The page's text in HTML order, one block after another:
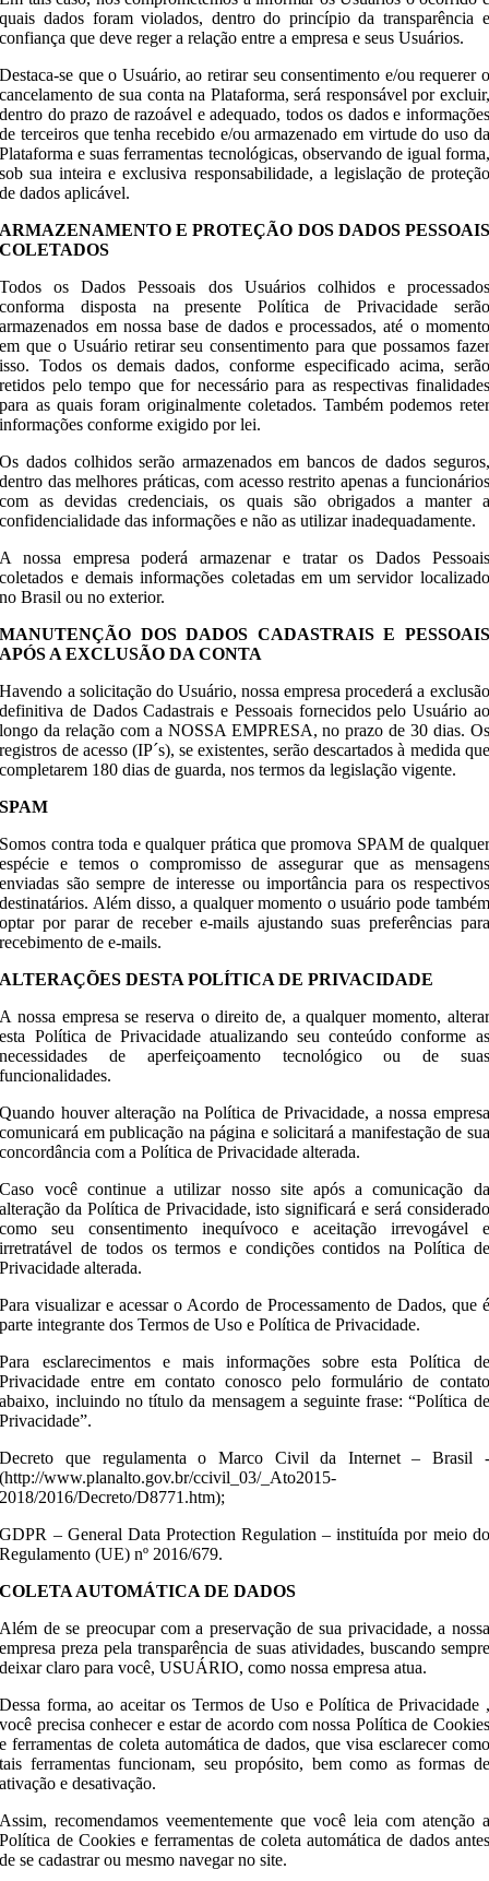
quais dados foram violados, dentro do princípio da transparência e
confiança que deve reger a relação entre a empresa e seus Usuários.
Destaca-se que o Usuário, ao retirar seu consentimento e/ou requerer o
cancelamento de sua conta na Plataforma, será responsável por excluir,
dentro do prazo de razoável e adequado, todos os dados e informações
de terceiros que tenha recebido e/ou armazenado em virtude do uso da
Plataforma e suas ferramentas tecnológicas, observando de igual forma,
sob sua inteira e exclusiva responsabilidade, a legislação de proteção
de dados aplicável.
ARMAZENAMENTO E PROTEÇÃO DOS DADOS PESSOAIS
COLETADOS
Todos os Dados Pessoais dos Usuários colhidos e processados
conforma disposta na presente Política de Privacidade serão
armazenados em nossa base de dados e processados, até o momento
em que o Usuário retirar seu consentimento para que possamos fazer
isso. Todos os demais dados, conforme especificado acima, serão
retidos pelo tempo que for necessário para as respectivas finalidades
para as quais foram originalmente coletados. Também podemos reter
informações conforme exigido por lei.
Os dados colhidos serão armazenados em bancos de dados seguros,
dentro das melhores práticas, com acesso restrito apenas a funcionários
com as devidas credenciais, os quais são obrigados a manter a
confidencialidade das informações e não as utilizar inadequadamente.
A nossa empresa poderá armazenar e tratar os Dados Pessoais
coletados e demais informações coletadas em um servidor localizado
no Brasil ou no exterior.
MANUTENÇÃO DOS DADOS CADASTRAIS E PESSOAIS
APÓS A EXCLUSÃO DA CONTA
Havendo a solicitação do Usuário, nossa empresa procederá a exclusão
definitiva de Dados Cadastrais e Pessoais fornecidos pelo Usuário ao
longo da relação com a NOSSA EMPRESA, no prazo de 30 dias. Os
registros de acesso (IP´s), se existentes, serão descartados à medida que
completarem 180 dias de guarda, nos termos da legislação vigente.
SPAM
Somos contra toda e qualquer prática que promova SPAM de qualquer
espécie e temos o compromisso de assegurar que as mensagens
enviadas são sempre de interesse ou importância para os respectivos
destinatários. Além disso, a qualquer momento o usuário pode também
optar por parar de receber e-mails ajustando suas preferências para
recebimento de e-mails.
ALTERAÇÕES DESTA POLÍTICA DE PRIVACIDADE
A nossa empresa se reserva o direito de, a qualquer momento, alterar
esta Política de Privacidade atualizando seu conteúdo conforme as
necessidades de aperfeiçoamento tecnológico ou de suas
funcionalidades.
Quando houver alteração na Política de Privacidade, a nossa empresa
comunicará em publicação na página e solicitará a manifestação de sua
concordância com a Política de Privacidade alterada.
Caso você continue a utilizar nosso site após a comunicação da
alteração da Política de Privacidade, isto significará e será considerado
como seu consentimento inequívoco e aceitação irrevogável e
irretratável de todos os termos e condições contidos na Política de
Privacidade alterada.
Para visualizar e acessar o Acordo de Processamento de Dados, que é
parte integrante dos Termos de Uso e Política de Privacidade.
Para esclarecimentos e mais informações sobre esta Política de
Privacidade entre em contato conosco pelo formulário de contato
abaixo, incluindo no título da mensagem a seguinte frase: “Política de
Privacidade”.
Decreto que regulamenta o Marco Civil da Internet – Brasil -
(http://www.planalto.gov.br/ccivil_03/_Ato2015-
2018/2016/Decreto/D8771.htm);
GDPR – General Data Protection Regulation – instituída por meio do
Regulamento (UE) nº 2016/679.
COLETA AUTOMÁTICA DE DADOS
Além de se preocupar com a preservação de sua privacidade, a nossa
empresa preza pela transparência de suas atividades, buscando sempre
deixar claro para você, USUÁRIO, como nossa empresa atua.
Dessa forma, ao aceitar os Termos de Uso e Política de Privacidade ,
você precisa conhecer e estar de acordo com nossa Política de Cookies
e ferramentas de coleta automática de dados, que visa esclarecer como
tais ferramentas funcionam, seu propósito, bem como as formas de
ativação e desativação.
Assim, recomendamos veementemente que você leia com atenção a
Política de Cookies e ferramentas de coleta automática de dados antes
de se cadastrar ou mesmo navegar no site.